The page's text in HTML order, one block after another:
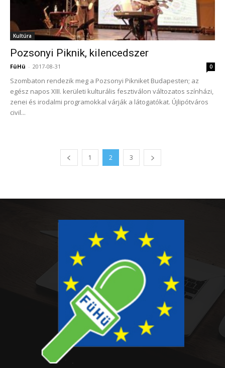
Kultúra
Pozsonyi Piknik, kilencedszer
FüHü - 2017-08-31 0
Szombaton rendezik meg a Pozsonyi Pikniket Budapesten; az
egész napos XIII. kerületi kulturális fesztiválon változatos színházi,
zenei és irodalmi programokkal várják a látogatókat. Újlipótváros
civil...
1 2 3